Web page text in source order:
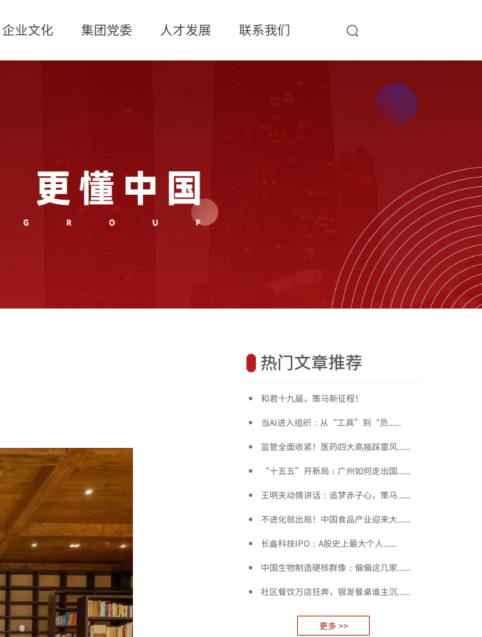
企业文化 集团党委 人才发展 联系我们
热门文章推荐
和君十九届，策马新征程！
当AI进入组织：从“工具”到“员......
监管全面收紧！医药四大高频踩雷风......
“十五五”开新局：广州如何走出国......
王明夫动情讲话：追梦赤子心，策马......
不进化就出局！中国食品产业迎来大......
长鑫科技IPO：A股史上最大个人......
中国生物制造硬核群像：偏偏这几家......
社区餐饮万店狂奔，银发餐桌谁主沉......
更多 >>